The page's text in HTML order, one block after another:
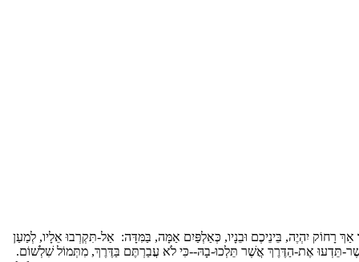
אַךְ רָחוֹק יִהְיֶה, בֵּינֵיכֶם וּבֵנָיו, כְּאַלְפַּיִם אַמָּה, בַּמִּדָּה: אַל-תִּקְרְבוּ אֵלָיו, לְמַעַן
תֵּדְעוּ אֶת-הַדֶּרֶךְ אֲשֶׁר תֵּלְכוּ-בָהּ--כִּי לֹא עֲבַרְתֶּם בַּדֶּרֶךְ, מִתְּמוֹל שִׁלְשׁוֹם.